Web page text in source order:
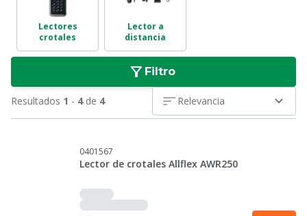
Lectores
crotales
Lector a
distancia
Filtro
Resultados 1 - 4de 4 Relevancia
0401567
Lector de crotales Allflex AWR250